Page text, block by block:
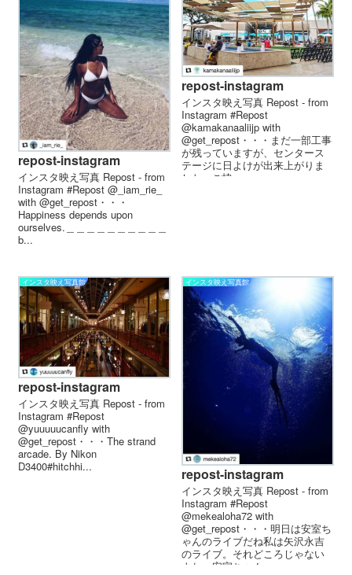
repost-instagram
インスタ映え写真 Repost - from
Instagram #Repost @_iam_rie_
with @get_repost・・・
Happiness depends upon
ourselves.＿＿＿＿＿＿＿＿＿＿
b...
repost-instagram
インスタ映え写真 Repost - from
Instagram #Repost
@kamakanaaliijp with
@get_repost・・・まだ一部工事
が残っていますが、センタース
テージに日よけが出来上がりま
した。ご協...
インスタ映え写真館
repost-instagram
インスタ映え写真 Repost - from
Instagram #Repost
@yuuuuucanfly with
@get_repost・・・The strand
arcade. By Nikon
D3400#hitchhi...
インスタ映え写真館
repost-instagram
インスタ映え写真 Repost - from
Instagram #Repost
@mekealoha72 with
@get_repost・・・明日は安室ち
ゃんのライブだね私は矢沢永吉
のライブ。それどころじゃない
よね。安室ちゃん...